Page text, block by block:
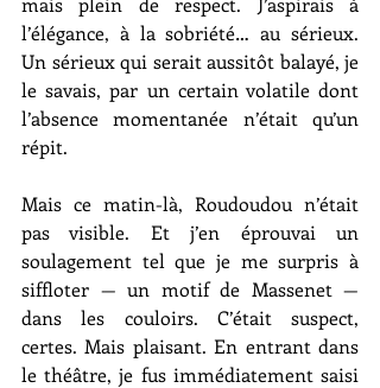
l’élégance, à la sobriété… au sérieux.
Un sérieux qui serait aussitôt balayé, je
le savais, par un certain volatile dont
l’absence momentanée n’était qu’un
répit.
Mais ce matin-là, Roudoudou n’était
pas visible. Et j’en éprouvai un
soulagement tel que je me surpris à
siffloter — un motif de Massenet —
dans les couloirs. C’était suspect,
certes. Mais plaisant. En entrant dans
le théâtre, je fus immédiatement saisi